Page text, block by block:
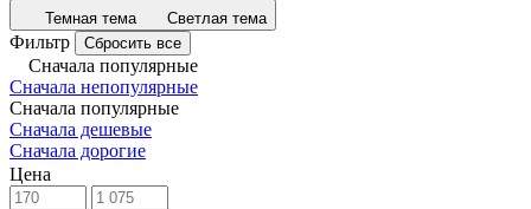
Темная тема Светлая тема
Фильтр Сбросить все
Сначала популярные
Сначала непопулярные
Сначала популярные
Сначала дешевые
Сначала дорогие
Цена